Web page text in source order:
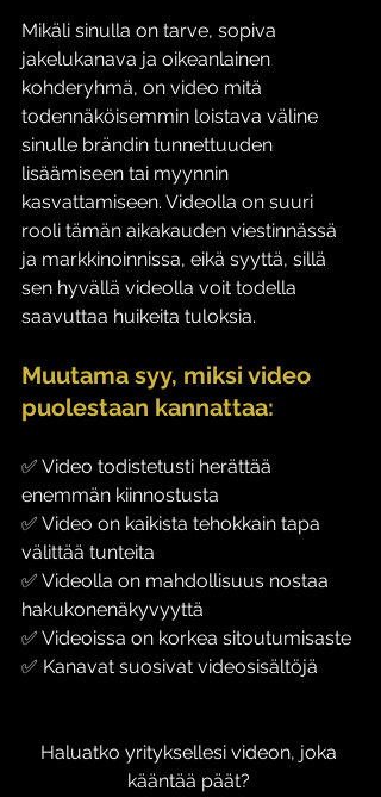
Mikäli sinulla on tarve, sopiva
jakelukanava ja oikeanlainen
kohderyhmä, on video mitä
todennäköisemmin loistava väline
sinulle brändin tunnettuuden
lisäämiseen tai myynnin
kasvattamiseen. Videolla on suuri
rooli tämän aikakauden viestinnässä
ja markkinoinnissa, eikä syyttä, sillä
sen hyvällä videolla voit todella
saavuttaa huikeita tuloksia.
Muutama syy, miksi video
puolestaan kannattaa:
✅ Video todistetusti herättää
enemmän kiinnostusta
✅ Video on kaikista tehokkain tapa
välittää tunteita
✅ Videolla on mahdollisuus nostaa
hakukonenäkyvyyttä
✅ Videoissa on korkea sitoutumisaste
✅ Kanavat suosivat videosisältöjä
Haluatko yrityksellesi videon, joka
kääntää päät?